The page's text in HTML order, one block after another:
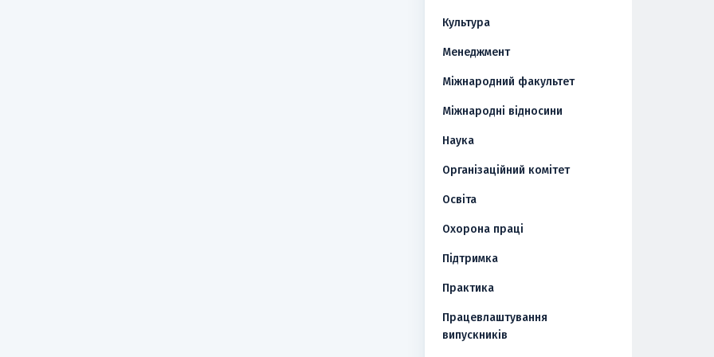
Культура
Менеджмент
Міжнародний факультет
Міжнародні відносини
Наука
Організаційний комітет
Освіта
Охорона праці
Підтримка
Практика
Працевлаштування
випускників